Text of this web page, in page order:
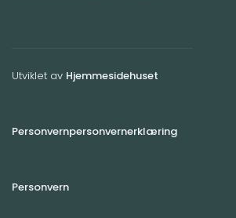
Utviklet av Hjemmesidehuset
Personvernpersonvernerklæring
Personvern